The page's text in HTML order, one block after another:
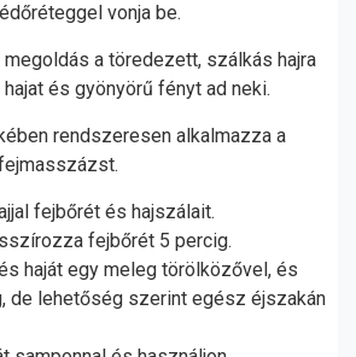
vonja be.
a töredezett, szálkás hajra
és gyönyörű fényt ad neki.
rendszeresen alkalmazza a
fejbőrét és hajszálait.
fejbőrét 5 percig.
haját egy meleg törölközővel, és
de lehetőség szerint egész éjszakán